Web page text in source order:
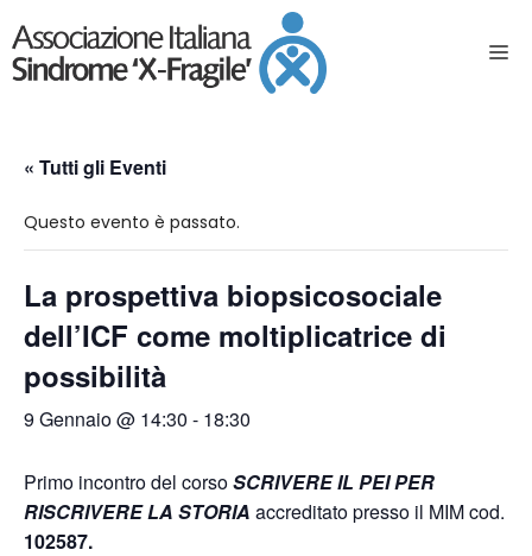
« Tutti gli Eventi
Questo evento è passato.
La prospettiva biopsicosociale
dell’ICF come moltiplicatrice di
possibilità
9 Gennaio @ 14:30 - 18:30
Primo incontro del corsoSCRIVERE IL PEI PER
RISCRIVERE LA STORIA accreditato presso il MIM cod.
102587.